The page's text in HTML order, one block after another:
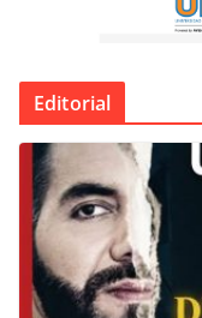
Editorial